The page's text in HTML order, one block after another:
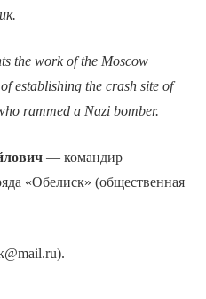
the work of the Moscow
establishing the crash site of
rammed a Nazi bomber.
— командир
«Обелиск» (общественная